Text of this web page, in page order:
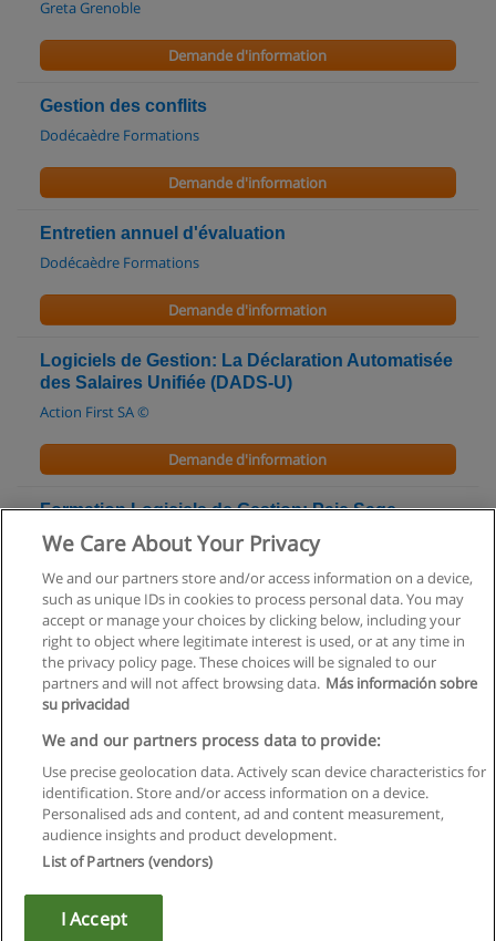
Greta Grenoble
Demande d'information
Gestion des conflits
Dodécaèdre Formations
Demande d'information
Entretien annuel d'évaluation
Dodécaèdre Formations
Demande d'information
Logiciels de Gestion: La Déclaration Automatisée
des Salaires Unifiée (DADS-U)
Action First SA ©
Demande d'information
Formation Logiciels de Gestion: Paie Sage -
Cursus Suivi des Heures
Demande d'information
Règles d'utilisation
Confidentialité des données
Contacter Educaedu
Copyright © Educaedu Business S.L. - CIF : B-95610580: -
We Care About Your Privacy
We and our partners store and/or access information on a device,
such as unique IDs in cookies to process personal data. You may
accept or manage your choices by clicking below, including your
right to object where legitimate interest is used, or at any time in
the privacy policy page. These choices will be signaled to our
partners and will not affect browsing data. Más información sobre
su privacidad
We and our partners process data to provide:
Use precise geolocation data. Actively scan device characteristics for
identification. Store and/or access information on a device.
Personalised ads and content, ad and content measurement,
audience insights and product development.
List of Partners (vendors)
I Accept